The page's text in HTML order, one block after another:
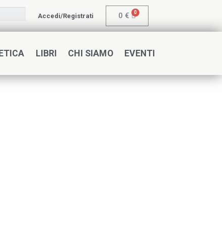
Accedi/Registrati 0 €
LIBRI CHI SIAMO EVENTI